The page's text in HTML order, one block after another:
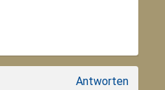
Antworten